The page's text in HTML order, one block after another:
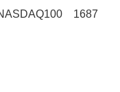
1687